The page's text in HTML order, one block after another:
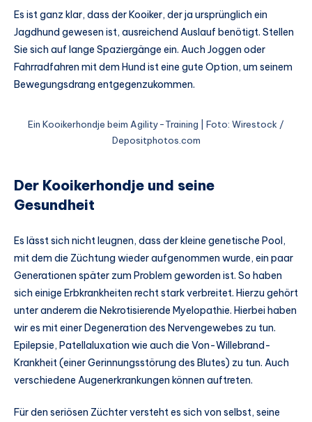
Es ist ganz klar, dass der Kooiker, der ja ursprünglich ein
Jagdhund gewesen ist, ausreichend Auslauf benötigt. Stellen
Sie sich auf lange Spaziergänge ein. Auch Joggen oder
Fahrradfahren mit dem Hund ist eine gute Option, um seinem
Bewegungsdrang entgegenzukommen.
Ein Kooikerhondje beim Agility-Training | Foto: Wirestock /
Depositphotos.com
Der Kooikerhondje und seine
Gesundheit
Es lässt sich nicht leugnen, dass der kleine genetische Pool,
mit dem die Züchtung wieder aufgenommen wurde, ein paar
Generationen später zum Problem geworden ist. So haben
sich einige Erbkrankheiten recht stark verbreitet. Hierzu gehört
unter anderem die Nekrotisierende Myelopathie. Hierbei haben
wir es mit einer Degeneration des Nervengewebes zu tun.
Epilepsie, Patellaluxation wie auch die Von-Willebrand-
Krankheit (einer Gerinnungsstörung des Blutes) zu tun. Auch
verschiedene Augenerkrankungen können auftreten.
Für den seriösen Züchter versteht es sich von selbst, seine